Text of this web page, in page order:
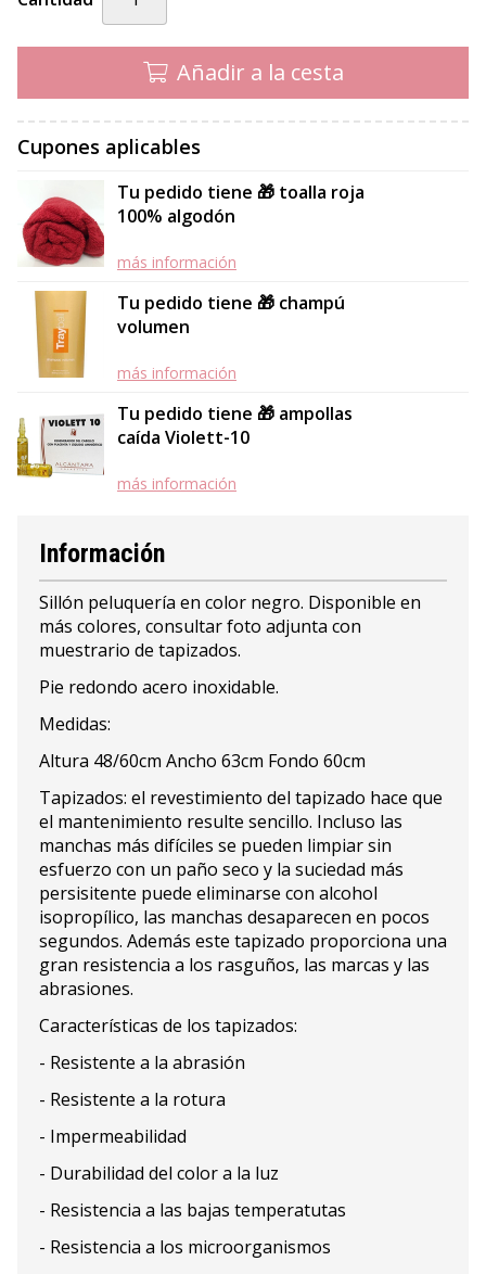
Añadir a la cesta
Cupones aplicables
Tu pedido tiene 🎁 toalla roja
100% algodón
más información
Tu pedido tiene 🎁 champú
volumen
más información
Tu pedido tiene 🎁 ampollas
caída Violett-10
más información
Información
Sillón peluquería en color negro. Disponible en
más colores, consultar foto adjunta con
muestrario de tapizados.
Pie redondo acero inoxidable.
Medidas:
Altura 48/60cm Ancho 63cm Fondo 60cm
Tapizados: el revestimiento del tapizado hace que
el mantenimiento resulte sencillo. Incluso las
manchas más difíciles se pueden limpiar sin
esfuerzo con un paño seco y la suciedad más
persisitente puede eliminarse con alcohol
isopropílico, las manchas desaparecen en pocos
segundos. Además este tapizado proporciona una
gran resistencia a los rasguños, las marcas y las
abrasiones.
Características de los tapizados:
- Resistente a la abrasión
- Resistente a la rotura
- Impermeabilidad
- Durabilidad del color a la luz
- Resistencia a las bajas temperatutas
- Resistencia a los microorganismos